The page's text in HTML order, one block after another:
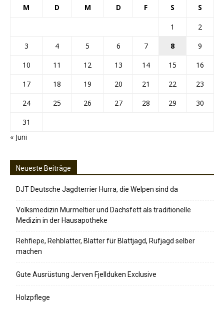
M D M D F S S
1
2
3
4 5 6 7 8
9
10
11 12 13 14 15
16
17
18 19 20 21 22
23
24
25 26 27 28 29
30
31
« Juni
Neueste Beiträge
DJT Deutsche Jagdterrier Hurra, die Welpen sind da
Volksmedizin Murmeltier und Dachsfett als traditionelle
Medizin in der Hausapotheke
Rehfiepe, Rehblatter, Blatter für Blattjagd, Rufjagd selber
machen
Gute Ausrüstung Jerven Fjellduken Exclusive
Holzpflege